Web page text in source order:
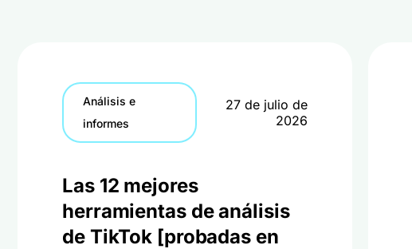
Análisis e
informes
27 de julio de
2026
Las 12 mejores
herramientas de análisis
de TikTok [probadas en